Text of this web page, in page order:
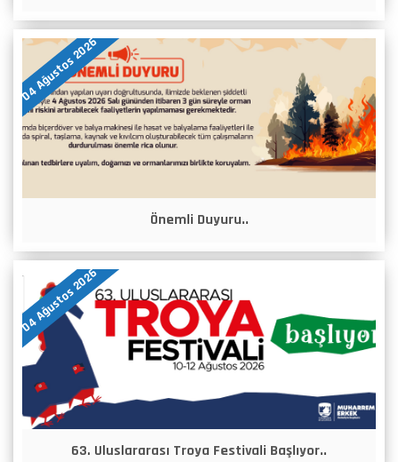
04 Ağustos 2026
Önemli Duyuru..
04 Ağustos 2026
63. Uluslararası Troya Festivali Başlıyor..